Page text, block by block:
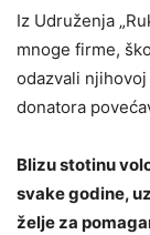
Iz Udruženja
mnoge firme,
odazvali
donatora
Blizu stotinu
svake godine,
želje za